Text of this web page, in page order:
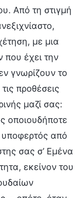
Από τη στιγμή
με μια
που έχει την
γνωρίζουν το
προθέσεις
μαζί σας:
οποιουδήποτε
υποφερτός από
σας σ’ Εμένα
εκείνον του